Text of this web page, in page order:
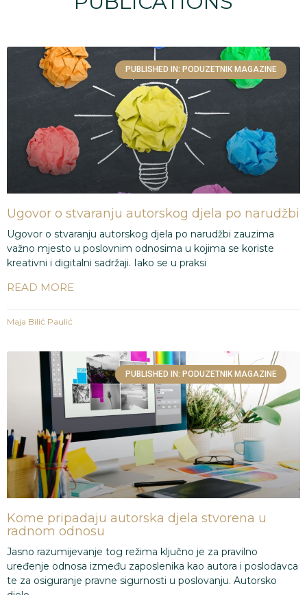
PUBLISHED IN: PODUZETNIK MAGAZINE
Ugovor o stvaranju autorskog djela po narudžbi
Ugovor o stvaranju autorskog djela po narudžbi zauzima
važno mjesto u poslovnim odnosima u kojima se koriste
kreativni i digitalni sadržaji. Iako se u praksi
READ MORE
Maja Bilić Paulić
PUBLISHED IN: PODUZETNIK MAGAZINE
Kome pripadaju autorska djela stvorena u
radnom odnosu
Jasno razumijevanje tog režima ključno je za pravilno
uređenje odnosa između zaposlenika kao autora i poslodavca
te za osiguranje pravne sigurnosti u poslovanju. Autorsko